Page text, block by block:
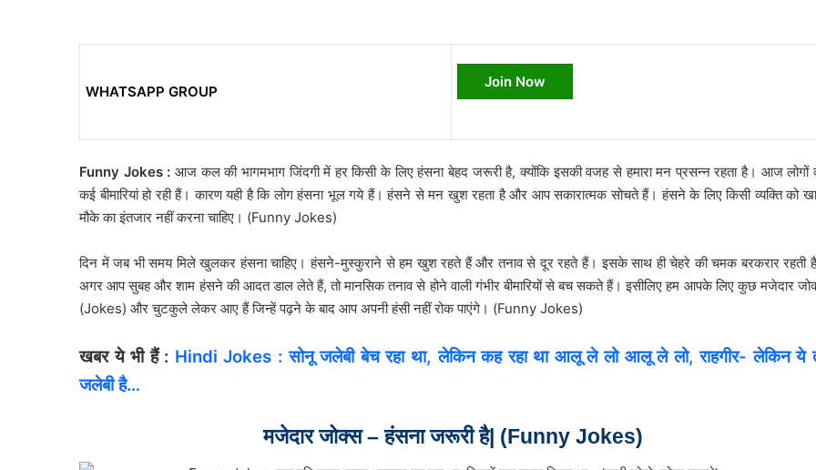
WHATSAPP GROUP
Join Now
Funny Jokes : आज कल की भागमभाग जिंदगी में हर किसी के लिए हंसना बेहद जरूरी है, क्योंकि इसकी वजह से हमारा मन प्रसन्न रहता है। आज लोगों
कई बीमारियां हो रही हैं। कारण यही है कि लोग हंसना भूल गये हैं। हंसने से मन खुश रहता है और आप सकारात्मक सोचते हैं। हंसने के लिए किसी व्यक्ति को
मौके का इंतजार नहीं करना चाहिए। (Funny Jokes)
दिन में जब भी समय मिले खुलकर हंसना चाहिए। हंसने-मुस्कुराने से हम खुश रहते हैं और तनाव से दूर रहते हैं। इसके साथ ही चेहरे की चमक बरकरार रहती
अगर आप सुबह और शाम हंसने की आदत डाल लेते हैं, तो मानसिक तनाव से होने वाली गंभीर बीमारियों से बच सकते हैं। इसीलिए हम आपके लिए कुछ मजेदार
(Jokes) और चुटकुले लेकर आए हैं जिन्हें पढ़ने के बाद आप अपनी हंसी नहीं रोक पाएंगे। (Funny Jokes)
खबर ये भी हैं : Hindi Jokes : सोनू जलेबी बेच रहा था, लेकिन कह रहा था आलू ले लो आलू ले लो, राहगीर- लेकिन ये
जलेबी है…
मजेदार जोक्स – हंसना जरूरी है| (Funny Jokes)